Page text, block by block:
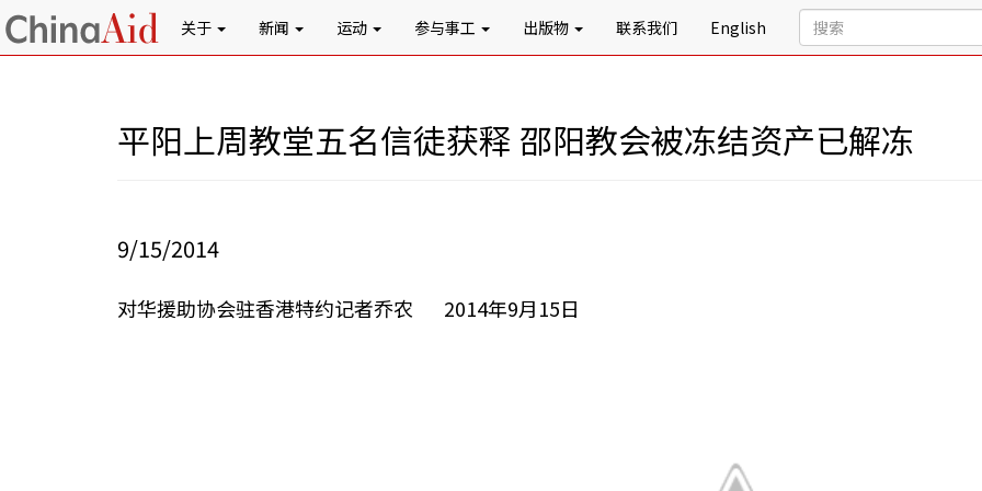
关于 新闻 运动 参与事工 出版物 联系我们 English
平阳上周教堂五名信徒获释 邵阳教会被冻结资产已解冻
9/15/2014
对华援助协会驻香港特约记者乔农 2014年9月15日